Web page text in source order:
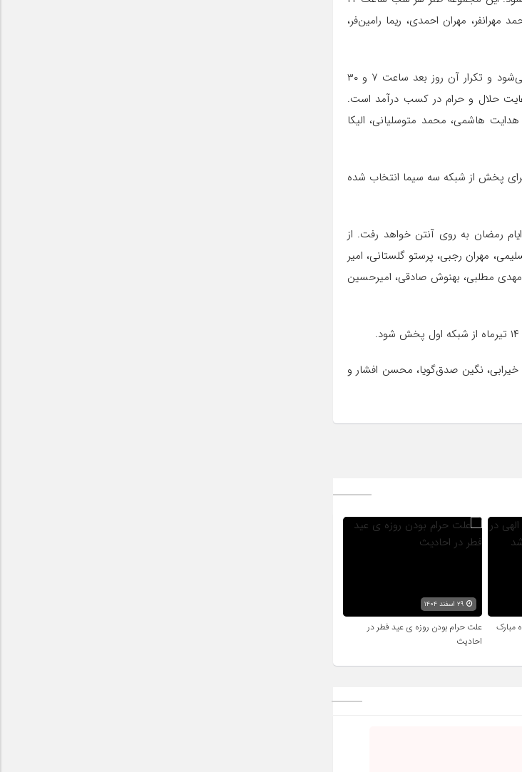
احمد مهرانفر، مهران احمدی، ریما رامین‌فر،
سریال «گاهی به پشت سر نگاه کن» نیز از فردا شب ساعت ۲۳ از شبکه دو سیما پخش می‌شود و تکرار آن روز بعد ساعت ۷ و ۳۰
حلال و حرام در کسب درآمد است.
هاشمی، محمد متوسلیانی، الیکا
مهام نیز برای پخش از شبکه سه سیما انتخاب شده
عظیم۲» از پنج‌شنبه هر شب ساعت ۲۱ و تکرار آن روز بعد ساعت ۱۷ و ۳۰ در ایام رمضان به روی آنتن خواهد رفت. از
مهران رجبی، پرستو گلستانی، امیر
مطلبی، بهنوش صادقی، امیرحسین
خیرابی، نگین صدق‌گویا، محسن افشار و
مبارک
علت حرام بودن روزه ی عید فطر در
احادیث